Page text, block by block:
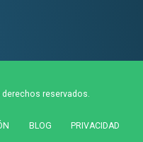
derechos reservados.
BLOG
PRIVACIDAD